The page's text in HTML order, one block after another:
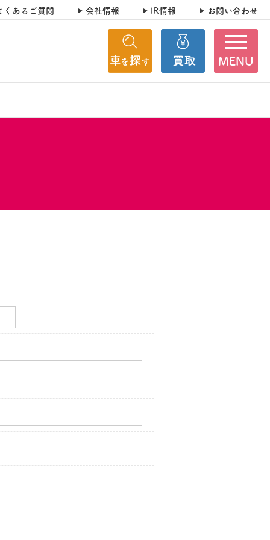
くあるご質問 会社情報 IR情報 お問い合わせ
MENU